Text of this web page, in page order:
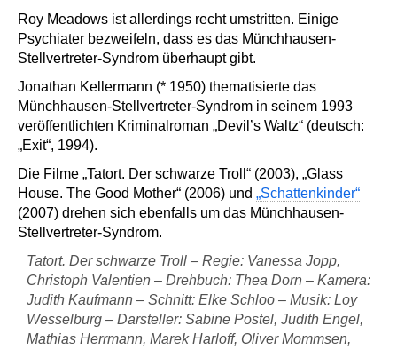
Roy Meadows ist allerdings recht umstritten. Einige
Psychiater bezweifeln, dass es das Münchhausen-
Stellvertreter-Syndrom überhaupt gibt.
Jonathan Kellermann (* 1950) thematisierte das
Münchhausen-Stellvertreter-Syndrom in seinem 1993
veröffentlichten Kriminalroman „Devil’s Waltz“ (deutsch:
„Exit“, 1994).
Die Filme „Tatort. Der schwarze Troll“ (2003), „Glass
House. The Good Mother“ (2006) und „Schattenkinder“
(2007) drehen sich ebenfalls um das Münchhausen-
Stellvertreter-Syndrom.
Tatort. Der schwarze Troll – Regie: Vanessa Jopp,
Christoph Valentien – Drehbuch: Thea Dorn – Kamera:
Judith Kaufmann – Schnitt: Elke Schloo – Musik: Loy
Wesselburg – Darsteller: Sabine Postel, Judith Engel,
Mathias Herrmann, Marek Harloff, Oliver Mommsen,